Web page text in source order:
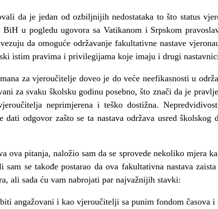
da je jedan od ozbiljnijih nedostataka to što status
BiH u pogledu ugovora sa Vatikanom i Srpskom
da omoguće održavanje fakultativne nastave
istim pravima i privilegijama koje imaju i drugi
za vjeroučitelje doveo je do veće neefikasnosti u
za svaku školsku godinu posebno, što znači da je
neprimjerena i teško dostižna.
odgovor zašto se ta nastava održava usred školskog
ova pitanja, naložio sam da se sprovede nekoliko mjera
sam se takođe postarao da ova fakultativna nastava
ali sada ću vam nabrojati par najvažnijih stavki:
angažovani i kao vjeroučitelji sa punim fondom časova i